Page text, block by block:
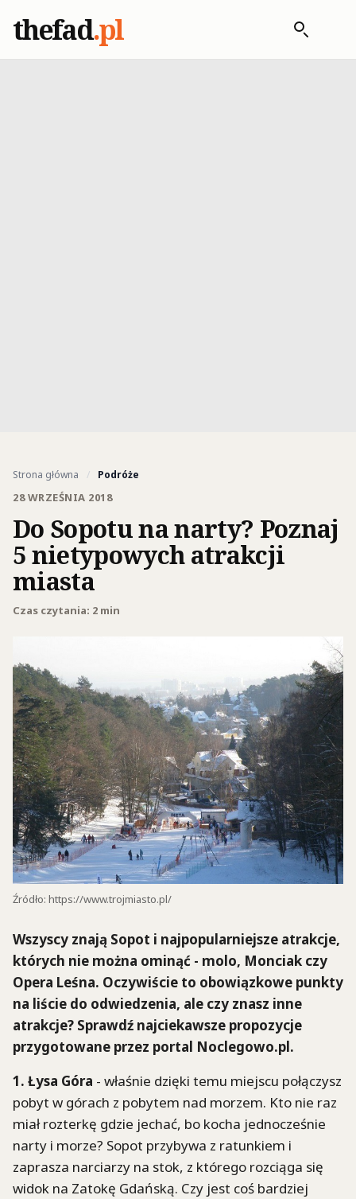
thefad.pl
Strona główna / Podróże
28 WRZEŚNIA 2018
Do Sopotu na narty? Poznaj
5 nietypowych atrakcji
miasta
Czas czytania: 2 min
Źródło: https://www.trojmiasto.pl/
Wszyscy znają Sopot i najpopularniejsze atrakcje,
których nie można ominąć - molo, Monciak czy
Opera Leśna. Oczywiście to obowiązkowe punkty
na liście do odwiedzenia, ale czy znasz inne
atrakcje? Sprawdź najciekawsze propozycje
przygotowane przez portal Noclegowo.pl.
1. Łysa Góra - właśnie dzięki temu miejscu połączysz
pobyt w górach z pobytem nad morzem. Kto nie raz
miał rozterkę gdzie jechać, bo kocha jednocześnie
narty i morze? Sopot przybywa z ratunkiem i
zaprasza narciarzy na stok, z którego rozciąga się
widok na Zatokę Gdańską. Czy jest coś bardziej